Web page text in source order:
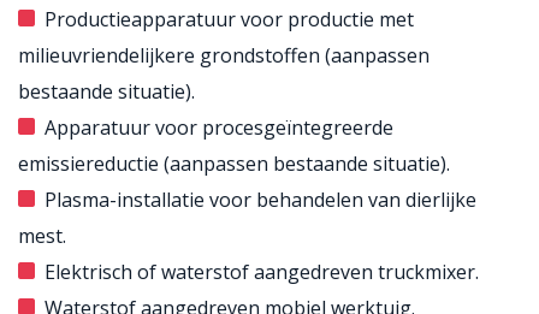
Productieapparatuur voor productie met
milieuvriendelijkere grondstoffen (aanpassen
bestaande situatie).
Apparatuur voor procesgeïntegreerde
emissiereductie (aanpassen bestaande situatie).
Plasma-installatie voor behandelen van dierlijke
mest.
Elektrisch of waterstof aangedreven truckmixer.
Waterstof aangedreven mobiel werktuig.